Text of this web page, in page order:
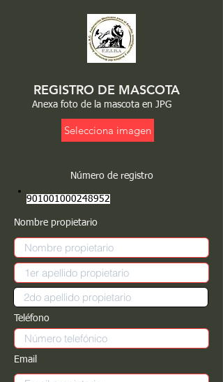
REGISTRO DE MASCOTA
Anexa foto de la mascota en JPG
Selecciona imagen
Número de registro
901001000248952
Nombre propietario
Teléfono
Email